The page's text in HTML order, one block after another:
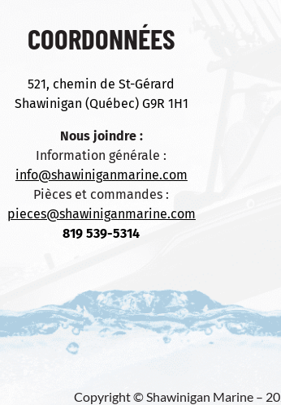
COORDONNÉES
521, chemin de St-Gérard
Shawinigan (Québec) G9R 1H1
Nous joindre :
Information générale :
info@shawiniganmarine.com
Pièces et commandes :
pieces@shawiniganmarine.com
819 539-5314
Copyright © Shawinigan Marine –